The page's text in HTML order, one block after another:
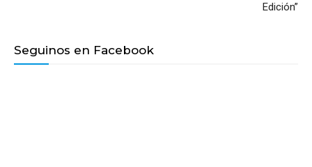
Edición”
Seguinos en Facebook